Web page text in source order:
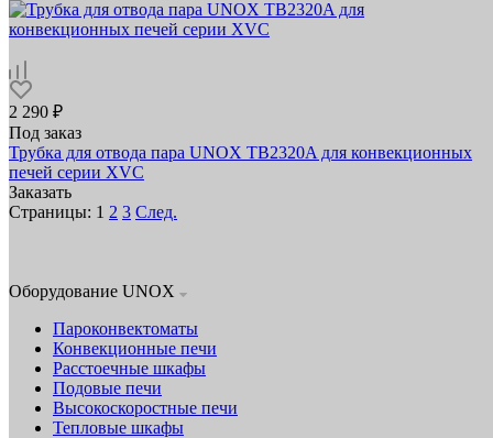
2 290 ₽
Под заказ
Трубка для отвода пара UNOX TB2320A для конвекционных
печей серии XVC
Заказать
Страницы: 1 2 3 След.
Оборудование UNOX
Пароконвектоматы
Конвекционные печи
Расстоечные шкафы
Подовые печи
Высокоскоростные печи
Тепловые шкафы